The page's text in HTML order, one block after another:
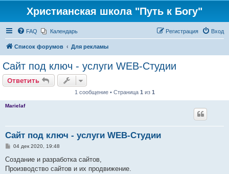
Христианская школа "Путь к Богу"
FAQ Календарь Вход
Регистрация
Список форумов Для рекламы
Сайт под ключ - услуги WEB-Студии
Ответить
1 сообщение • Страница 1 из 1
Marielaf
Сайт под ключ - услуги WEB-Студии
С
о
щ
04 дек 2020, 19:48
Создание и разработка сайтов,
Производство сайтов и их продвижение.